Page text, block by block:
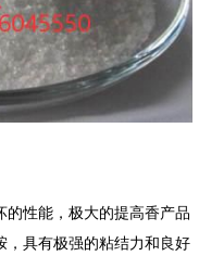
性能，极大的提高香产品
，具有极强的粘结力和良好